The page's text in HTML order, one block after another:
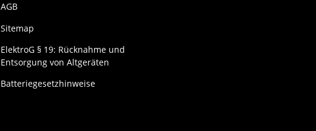
AGB
Sitemap
ElektroG § 19: Rücknahme und
Entsorgung von Altgeräten
Batteriegesetzhinweise